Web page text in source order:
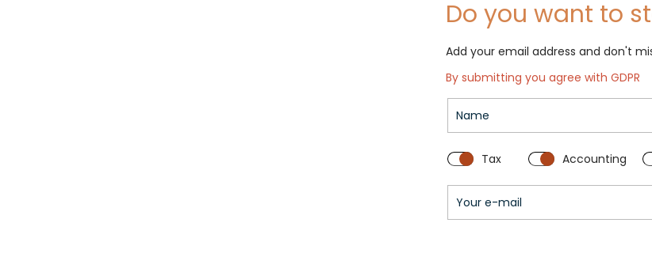
Do you want to
Add your email address and don't
By submitting you agree with GDPR
Tax Accounting